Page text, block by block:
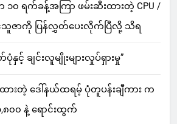
၁၀ ရက်ခန့်အကြာ ဖမ်းဆီးထားတဲ့ CPU /
သူဇာကို ပြန်လွှတ်ပေးလိုက်ပြီလို့ သိရ
နှင့် ချင်းလူမျိုးများလှုပ်ရှားမှု”
ဆွဲထားတဲ့ ဒေါ်နယ်ထရမ့် ပုံတူပန်းချီကား က
,၈၀၀ နဲ့ ရောင်းထွက်